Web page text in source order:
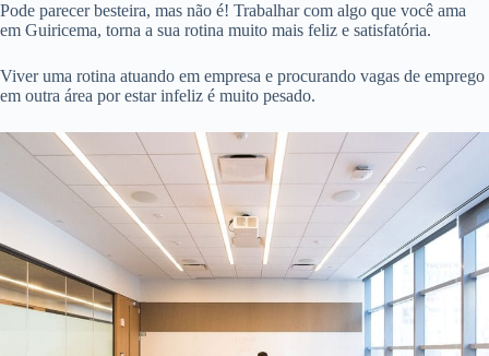
Pode parecer besteira, mas não é! Trabalhar com algo que você ama
em Guiricema, torna a sua rotina muito mais feliz e satisfatória.
Viver uma rotina atuando em empresa e procurando vagas de emprego
em outra área por estar infeliz é muito pesado.